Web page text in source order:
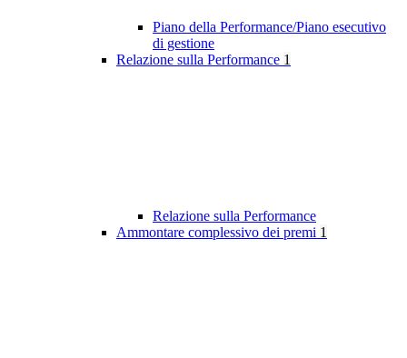
Piano della Performance/Piano esecutivo
di gestione
Relazione sulla Performance 1
Relazione sulla Performance
Ammontare complessivo dei premi 1